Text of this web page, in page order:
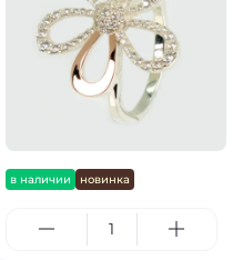
в наличии новинка